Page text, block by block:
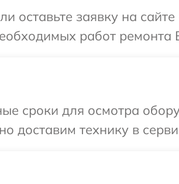
оставьте заявку на
работ ремонта
сроки для осмотра
доставим технику в